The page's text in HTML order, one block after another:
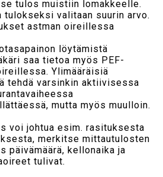
tulos muistiin lomakkeelle.
tulokseksi valitaan suurin arvo.
astman oireillessa
löytämistä
saa tietoa myös PEF-
Ylimääräisiä
tehdä varsinkin aktiivisessa
mutta myös muulloin.
voi johtua esim. rasituksesta
merkitse mittautulosten
päivämäärä, kellonaika ja
tulivat.